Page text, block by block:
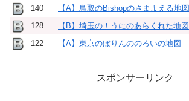
140
【A】鳥取のBishopのさまよえる地図
128
【B】埼玉の！うにのあらくれた地図
122
【A】東京のぼりんののろいの地図
スポンサーリンク